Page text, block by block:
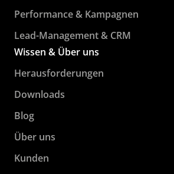
Performance & Kampagnen
Lead-Management & CRM
Wissen & Über uns
Herausforderungen
Downloads
Blog
Über uns
Kunden